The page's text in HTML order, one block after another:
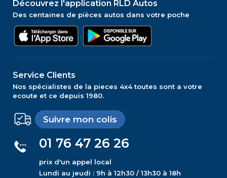
Découvrez l'application RLD Autos
Des centaines de pièces autos dans votre poche
Service Clients
Nos spécialistes de la pieces 4x4 toutes sont a votre
ecoute et ce depuis 1980.
Suivre mon colis
01 76 47 26 26
prix d'un appel local
Lundi au jeudi : 9h à 12h30 / 13h30 à 18h